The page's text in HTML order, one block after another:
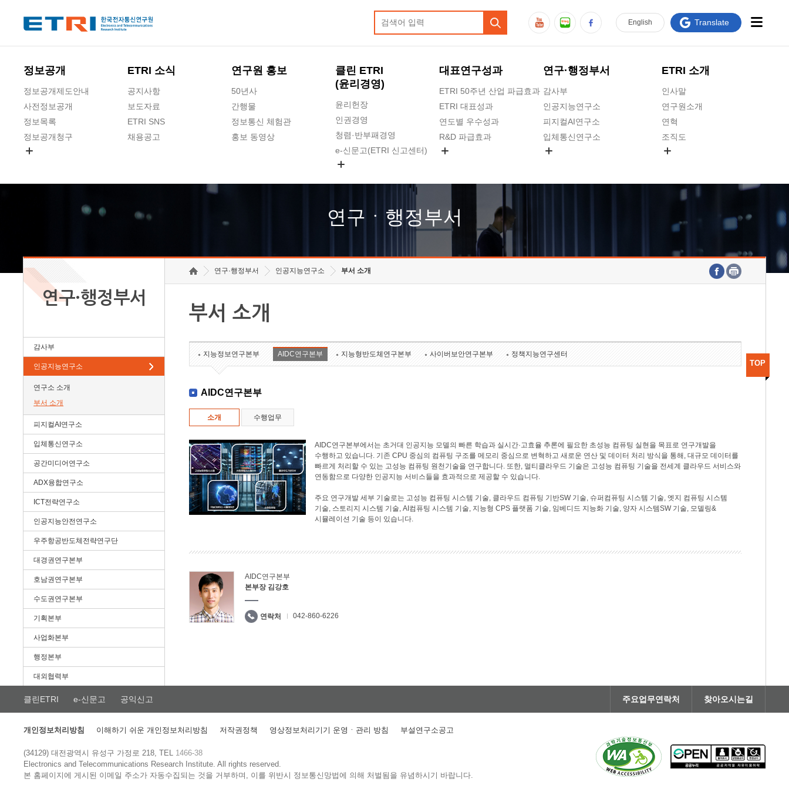
정보공개
정보공개제도안내
사전정보공개
정보목록
정보공개청구
ETRI 소식
공지사항
보도자료
ETRI SNS
채용공고
연구원 홍보
50년사
간행물
정보통신 체험관
홍보 동영상
클린 ETRI
(윤리경영)
윤리헌장
인권경영
청렴·반부패경영
e-신문고(ETRI 신고센터)
고객의소리
수의계약 현황
대표연구성과
ETRI 50주년 산업 파급효과
ETRI 대표성과
연도별 우수성과
R&D 파급효과
연구·행정부서
감사부
인공지능연구소
피지컬AI연구소
입체통신연구소
호남권연구본부
기획본부
ETRI 소개
인사말
연구원소개
연혁
조직도
연구원 고객헌장
주요업무연락처
English Translate
연구ㆍ행정부서
연구·행정부서
감사부
인공지능연구소
연구소 소개
부서 소개
피지컬AI연구소
입체통신연구소
공간미디어연구소
ADX융합연구소
ICT전략연구소
인공지능안전연구소
우주항공반도체전략연구단
대경권연구본부
호남권연구본부
수도권연구본부
기획본부
사업화본부
행정본부
대외협력부
연구·행정부서 인공지능연구소 부서 소개
부서 소개
지능정보연구본부 AIDC연구본부 지능형반도체연구본부 사이버보안연구본부 정책지능연구센터
AIDC연구본부
소개 수행업무
AIDC연구본부에서는 초거대 인공지능 모델의 빠른 학습과 실시간·고효율 추론에 필요한 초성능 컴퓨팅 실현을 목표로 연구개발을
수행하고 있습니다. 기존 CPU 중심의 컴퓨팅 구조를 메모리 중심으로 변혁하고 새로운 연산 및 데이터 처리 방식을 통해, 대규모 데이터를
빠르게 처리할 수 있는 고성능 컴퓨팅 원천기술을 연구합니다. 또한, 멀티클라우드 기술은 고성능 컴퓨팅 기술을 전세계 클라우드 서비스와
연동함으로 다양한 인공지능 서비스들을 효과적으로 제공할 수 있습니다.
주요 연구개발 세부 기술로는 고성능 컴퓨팅 시스템 기술, 클라우드 컴퓨팅 기반SW 기술, 슈퍼컴퓨팅 시스템 기술, 엣지 컴퓨팅 시스템
기술, 스토리지 시스템 기술, AI컴퓨팅 시스템 기술, 지능형 CPS 플랫폼 기술, 임베디드 지능화 기술, 양자 시스템SW 기술, 모델링&
시뮬레이션 기술 등이 있습니다.
AIDC연구본부
본부장 김강호
연락처 042-860-6226
TOP
클린ETRI e-신문고 공익신고 주요업무연락처 찾아오시는길
개인정보처리방침 이해하기 쉬운 개인정보처리방침 저작권정책 영상정보처리기기 운영ㆍ관리 방침 부설연구소공고
(34129) 대전광역시 유성구 가정로 218, TEL 1466-38
Electronics and Telecommunications Research Institute.All rights reserved.
본 홈페이지에 게시된 이메일 주소가 자동수집되는 것을 거부하며, 이를 위반시 정보통신망법에 의해 처벌됨을 유념하시기 바랍니다.